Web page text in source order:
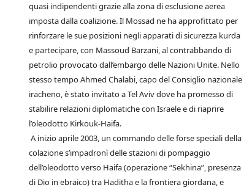
quasi indipendenti grazie alla zona di esclusione aerea
imposta dalla coalizione. Il Mossad ne ha approfittato per
rinforzare le sue posizioni negli apparati di sicurezza kurda
e partecipare, con Massoud Barzani, al contrabbando di
petrolio provocato dall’embargo delle Nazioni Unite. Nello
stesso tempo Ahmed Chalabi, capo del Consiglio nazionale
iracheno, è stato invitato a Tel Aviv dove ha promesso di
stabilire relazioni diplomatiche con Israele e di riaprire
l’oleodotto Kirkouk-Haifa.
A inizio aprile 2003, un commando delle forse speciali della
colazione s’impadronì delle stazioni di pompaggio
dell’oleodotto verso Haifa (operazione “Sekhina”, presenza
di Dio in ebraico) tra Haditha e la frontiera giordana, e